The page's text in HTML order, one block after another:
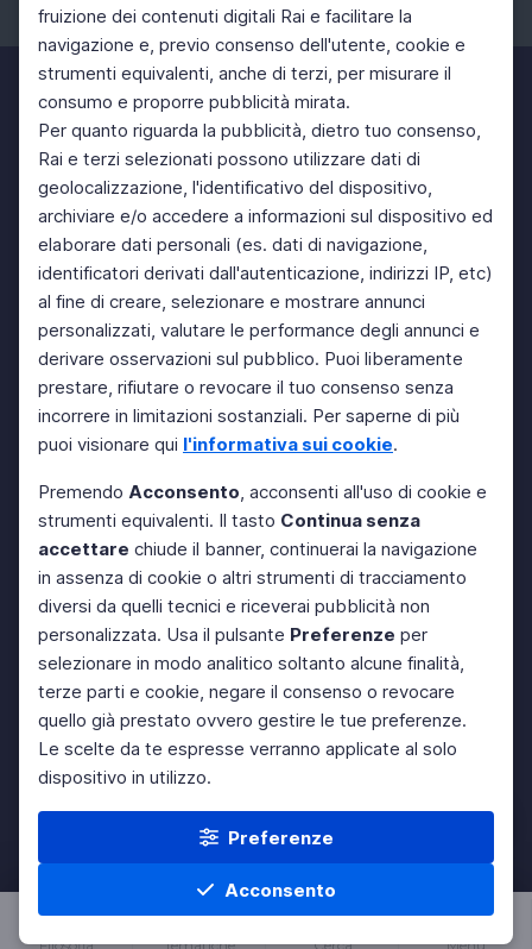
fruizione dei contenuti digitali Rai e facilitare la
navigazione e, previo consenso dell'utente, cookie e
strumenti equivalenti, anche di terzi, per misurare il
consumo e proporre pubblicità mirata.
Per quanto riguarda la pubblicità, dietro tuo consenso,
Rai e terzi selezionati possono utilizzare dati di
geolocalizzazione, l'identificativo del dispositivo,
archiviare e/o accedere a informazioni sul dispositivo ed
elaborare dati personali (es. dati di navigazione,
identificatori derivati dall'autenticazione, indirizzi IP, etc)
al fine di creare, selezionare e mostrare annunci
personalizzati, valutare le performance degli annunci e
derivare osservazioni sul pubblico. Puoi liberamente
prestare, rifiutare o revocare il tuo consenso senza
incorrere in limitazioni sostanziali. Per saperne di più
puoi visionare qui l'informativa sui cookie.
Premendo Acconsento, acconsenti all'uso di cookie e
strumenti equivalenti. Il tasto Continua senza
accettare chiude il banner, continuerai la navigazione
in assenza di cookie o altri strumenti di tracciamento
diversi da quelli tecnici e riceverai pubblicità non
personalizzata. Usa il pulsante Preferenze per
selezionare in modo analitico soltanto alcune finalità,
terze parti e cookie, negare il consenso o revocare
quello già prestato ovvero gestire le tue preferenze.
Le scelte da te espresse verranno applicate al solo
dispositivo in utilizzo.
Preferenze
Acconsento
Filosofia Tematiche Cerca Menu
Facebook Instagram Twitter